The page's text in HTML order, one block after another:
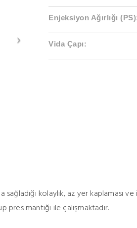
Enjeksiyon Ağırlığı
Vida Çapı:
sağladığı kolaylık, az yer
mantığı ile çalışmaktadır.